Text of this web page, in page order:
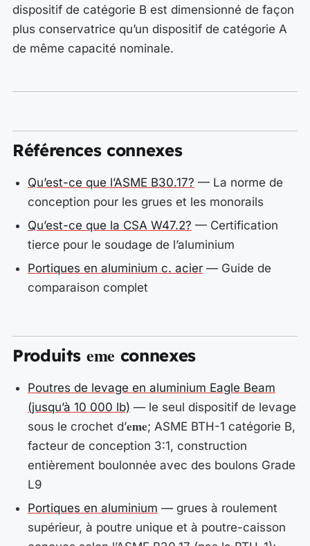
dispositif de catégorie B est dimensionné de façon
plus conservatrice qu’un dispositif de catégorie A
de même capacité nominale.
Références connexes
Qu’est-ce que l’ASME B30.17? — La norme de
conception pour les grues et les monorails
Qu’est-ce que la CSA W47.2? — Certification
tierce pour le soudage de l’aluminium
Portiques en aluminium c. acier — Guide de
comparaison complet
Produits eme connexes
Poutres de levage en aluminium Eagle Beam
(jusqu’à 10 000 lb) — le seul dispositif de levage
sous le crochet d’eme; ASME BTH-1 catégorie B,
facteur de conception 3:1, construction
entièrement boulonnée avec des boulons Grade
L9
Portiques en aluminium — grues à roulement
supérieur, à poutre unique et à poutre-caisson